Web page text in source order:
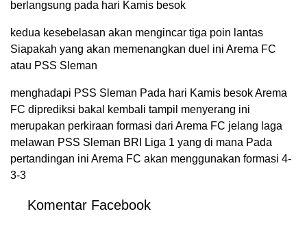
berlangsung pada hari Kamis besok
kedua kesebelasan akan mengincar tiga poin lantas
Siapakah yang akan memenangkan duel ini Arema FC
atau PSS Sleman
menghadapi PSS Sleman Pada hari Kamis besok Arema
FC diprediksi bakal kembali tampil menyerang ini
merupakan perkiraan formasi dari Arema FC jelang laga
melawan PSS Sleman BRI Liga 1 yang di mana Pada
pertandingan ini Arema FC akan menggunakan formasi 4-
3-3
Komentar Facebook